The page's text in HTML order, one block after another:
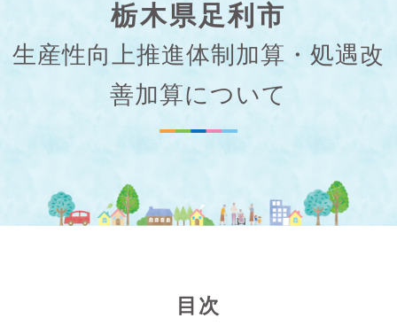
栃木県足利市
生産性向上推進体制加算・処遇改
善加算について
目次